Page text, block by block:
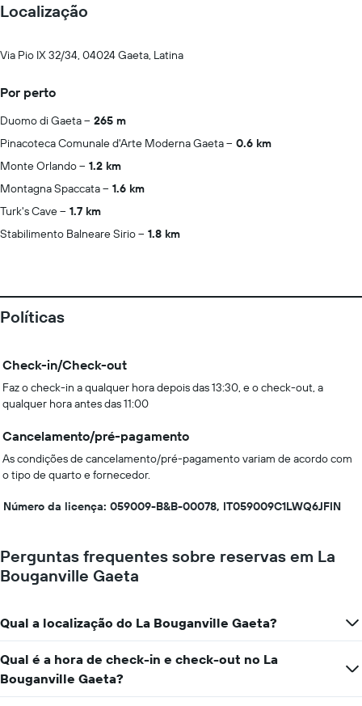
Localização
Via Pio IX 32/34, 04024 Gaeta, Latina
Por perto
Duomo di Gaeta
265 m
Pinacoteca Comunale d'Arte Moderna Gaeta
0.6 km
Monte Orlando
1.2 km
Montagna Spaccata
1.6 km
Turk's Cave
1.7 km
Stabilimento Balneare Sirio
1.8 km
Políticas
Check-in/Check-out
Faz o check-in a qualquer hora depois das 13:30, e o check-out, a
qualquer hora antes das 11:00
Cancelamento/pré-pagamento
As condições de cancelamento/pré-pagamento variam de acordo com
o tipo de quarto e fornecedor.
Número da licença: 059009-B&B-00078, IT059009C1LWQ6JFIN
Perguntas frequentes sobre reservas em La
Bouganville Gaeta
Qual a localização do La Bouganville Gaeta?
Qual é a hora de check-in e check-out no La
Bouganville Gaeta?